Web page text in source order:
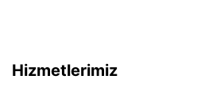
Hizmetlerimiz